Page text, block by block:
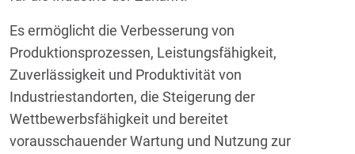
Es ermöglicht die Verbesserung von
Produktionsprozessen, Leistungsfähigkeit,
Zuverlässigkeit und Produktivität von
Industriestandorten, die Steigerung der
Wettbewerbsfähigkeit und bereitet
vorausschauender Wartung und Nutzung zur